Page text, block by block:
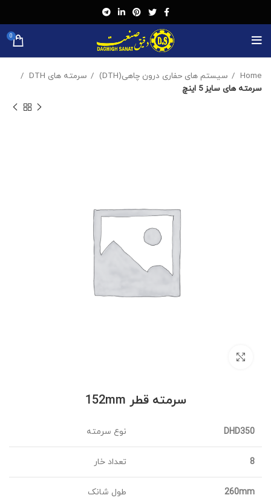
0
Home سیستم های حفاری درون چاهی(DTH)
سرمته های DTH
سرمته های سایز 5 اینچ
سرمته قطر 152mm
نوع سرمته DHD350
تعداد خار 8
طول شانک 260mm